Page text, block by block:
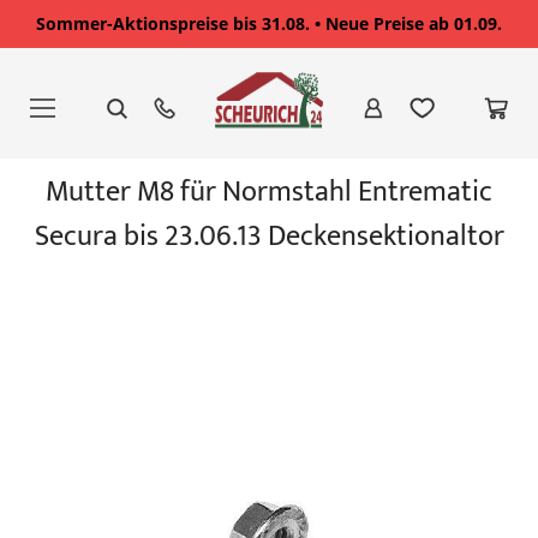
Sommer-Aktionspreise bis 31.08. • Neue Preise ab 01.09.
springen
Bildgalerie
Mutter M8 für Normstahl Entrematic
Secura bis 23.06.13 Deckensektionaltor